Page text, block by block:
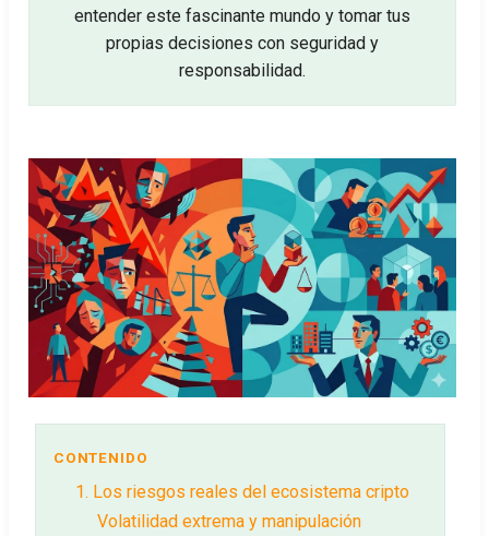
entender este fascinante mundo y tomar tus
propias decisiones con seguridad y
responsabilidad.
CONTENIDO
1. Los riesgos reales del ecosistema cripto
Volatilidad extrema y manipulación